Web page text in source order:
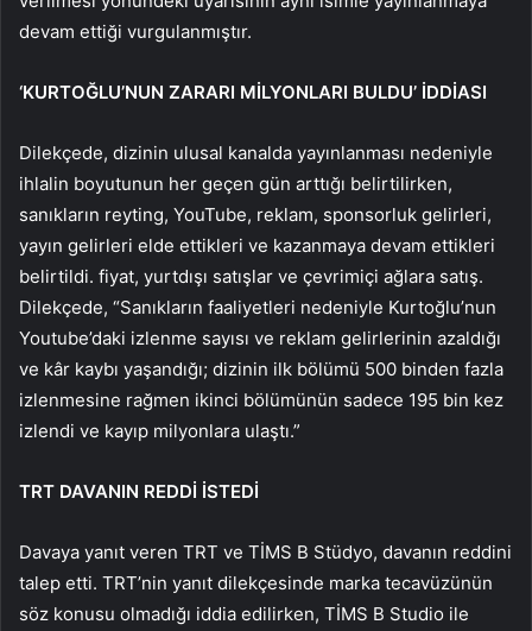
devam ettiği vurgulanmıştır.
‘KURTOĞLU’NUN ZARARI MİLYONLARI BULDU’ İDDİASI
Dilekçede, dizinin ulusal kanalda yayınlanması nedeniyle
ihlalin boyutunun her geçen gün arttığı belirtilirken,
sanıkların reyting, YouTube, reklam, sponsorluk gelirleri,
yayın gelirleri elde ettikleri ve kazanmaya devam ettikleri
belirtildi. fiyat, yurtdışı satışlar ve çevrimiçi ağlara satış.
Dilekçede, “Sanıkların faaliyetleri nedeniyle Kurtoğlu’nun
Youtube’daki izlenme sayısı ve reklam gelirlerinin azaldığı
ve kâr kaybı yaşandığı; dizinin ilk bölümü 500 binden fazla
izlenmesine rağmen ikinci bölümünün sadece 195 bin kez
izlendi ve kayıp milyonlara ulaştı.”
TRT DAVANIN REDDİ İSTEDİ
Davaya yanıt veren TRT ve TİMS B Stüdyo, davanın reddini
talep etti. TRT’nin yanıt dilekçesinde marka tecavüzünün
söz konusu olmadığı iddia edilirken, TİMS B Studio ile